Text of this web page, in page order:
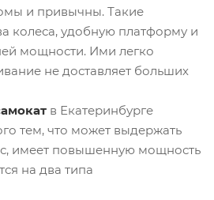
и привычны. Такие
колеса, удобную платформу и
мощности. Ими легко
не доставляет больших
в Екатеринбурге
тем, что может выдержать
имеет повышенную мощность
на два типа